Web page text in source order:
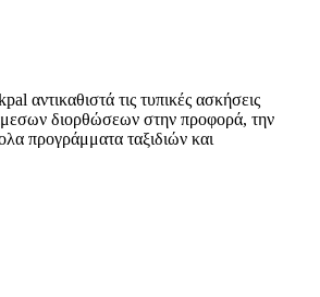
αντικαθιστά τις τυπικές ασκήσεις
διορθώσεων στην προφορά, την
προγράμματα ταξιδιών και